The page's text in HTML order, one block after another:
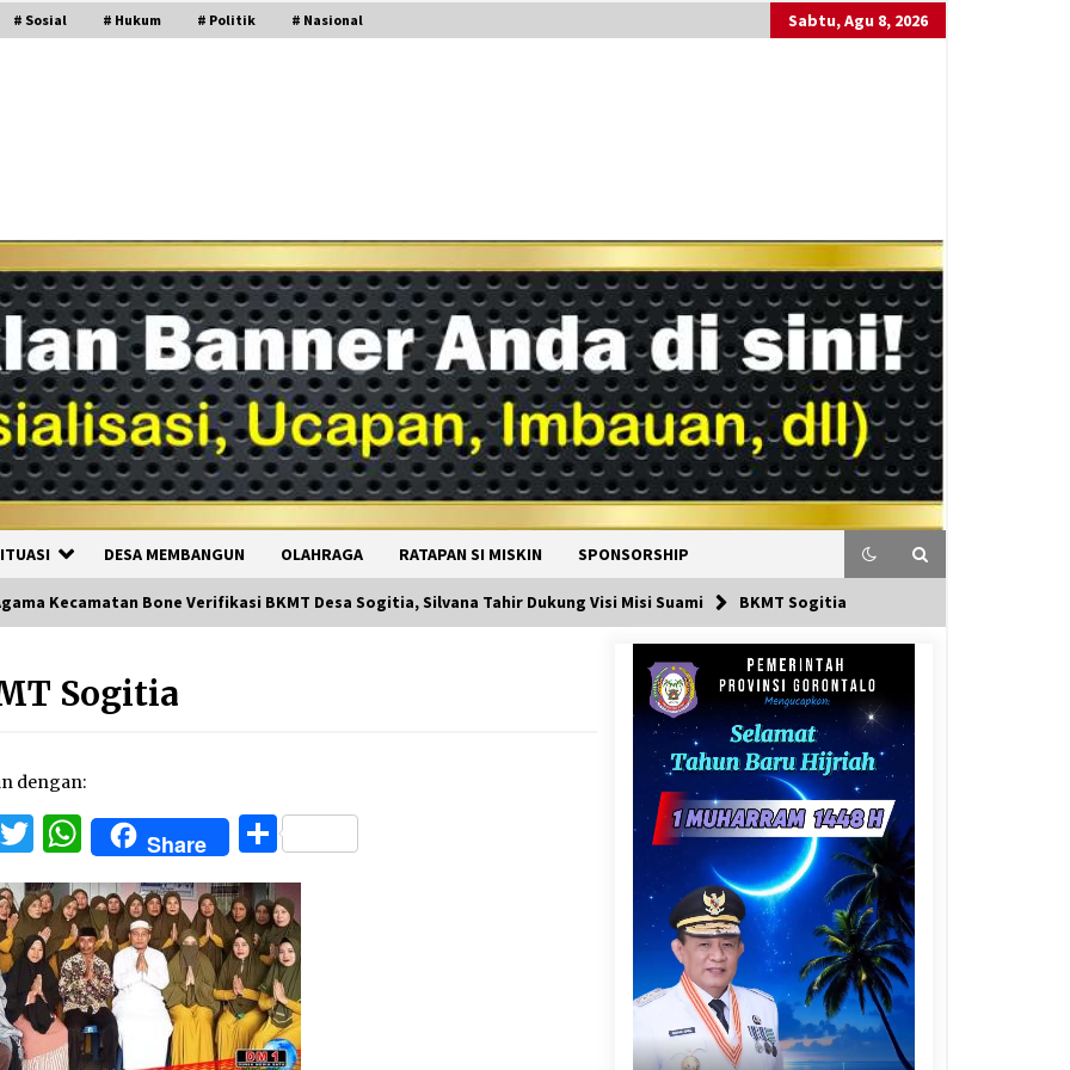
# Sosial # Hukum # Politik # Nasional Sabtu, Agu 8, 2026
DESA MEMBANGUN OLAHRAGA RATAPAN SI MISKIN SPONSORSHIP
Kecamatan Bone Verifikasi BKMT Desa Sogitia, Silvana Tahir Dukung Visi Misi Suami BKMT Sogitia
Sogitia
dengan:
Twitter
WhatsApp
Share Share